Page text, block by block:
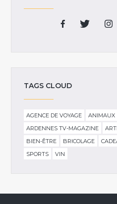
TAGS CLOUD
AGENCE DE VOYAGE ANIMAUX
ARDENNES TV-MAGAZINE
BIEN-ÊTRE
BRICOLAGE
SPORTS
VIN